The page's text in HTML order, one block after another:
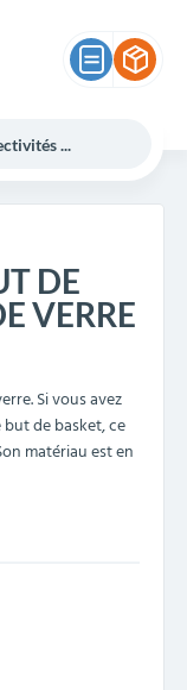
DE
VERRE
Si vous avez
de basket, ce
matériau est en